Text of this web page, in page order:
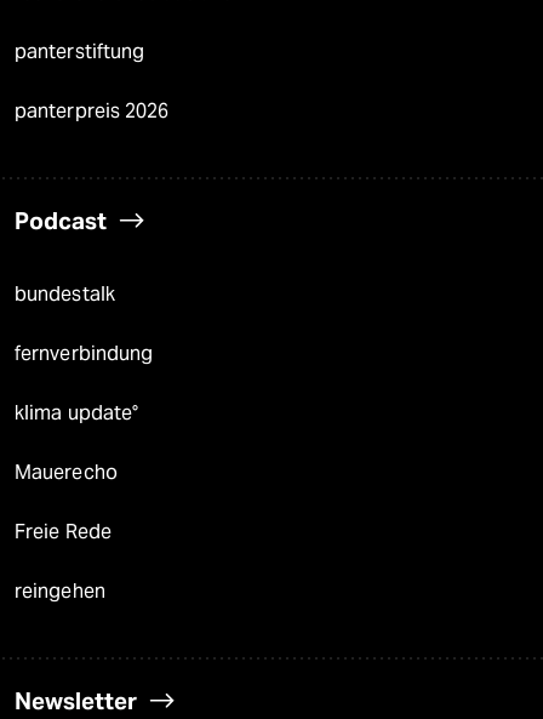
panterstiftung
panterpreis 2026
Podcast
bundestalk
fernverbindung
klima update°
Mauerecho
Freie Rede
reingehen
Newsletter